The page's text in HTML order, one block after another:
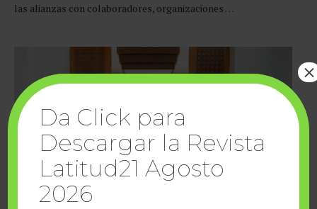
las alianzas con colaboradores, organizaciones …
Da Click para
Descargar la Revista
Latitud21 Agosto
2026
×